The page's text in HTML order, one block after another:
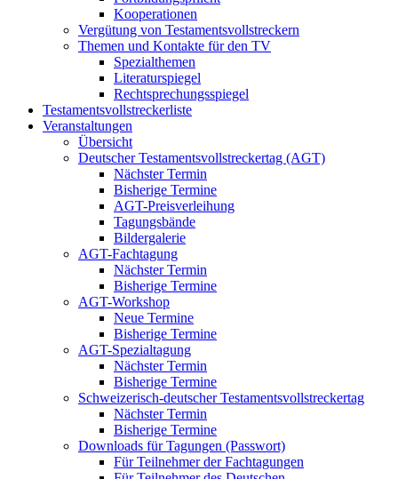
Kooperationen
Vergütung von Testamentsvollstreckern
Themen und Kontakte für den TV
Spezialthemen
Literaturspiegel
Rechtsprechungsspiegel
Testamentsvollstreckerliste
Veranstaltungen
Übersicht
Deutscher Testamentsvollstreckertag (AGT)
Nächster Termin
Bisherige Termine
AGT-Preisverleihung
Tagungsbände
Bildergalerie
AGT-Fachtagung
Nächster Termin
Bisherige Termine
AGT-Workshop
Neue Termine
Bisherige Termine
AGT-Spezialtagung
Nächster Termin
Bisherige Termine
Schweizerisch-deutscher Testamentsvollstreckertag
Nächster Termin
Bisherige Termine
Downloads für Tagungen (Passwort)
Für Teilnehmer der Fachtagungen